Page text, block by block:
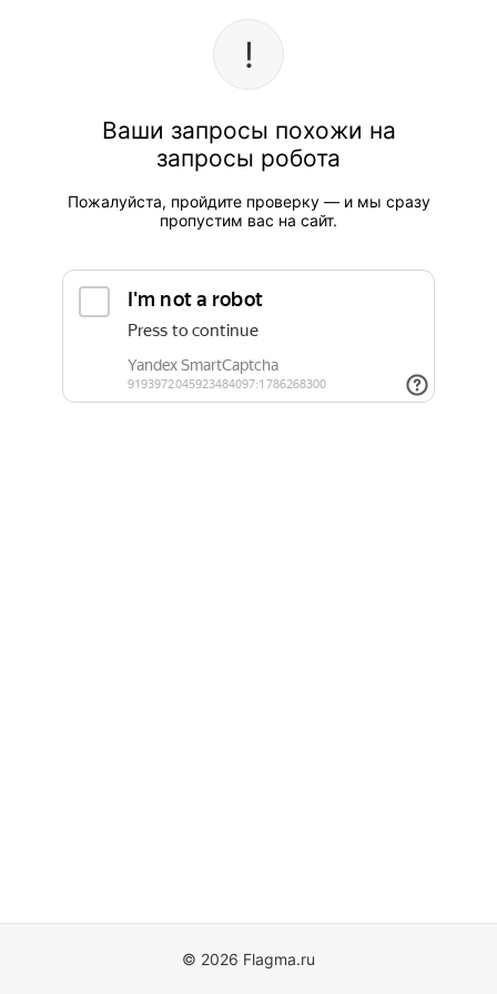
Ваши запросы похожи на
запросы робота
Пожалуйста, пройдите проверку — и мы сразу
пропустим вас на сайт.
© 2026 Flagma.ru